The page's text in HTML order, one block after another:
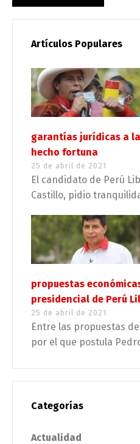
Artículos Populares
garantías jurídicas a
hecho fortuna
25 de abril de 2021
El candidato de Perú
Castillo, pidio
propuestas
presidencial de Perú
25 de abril de 2021
Entre las propuestas
por el que postula
Categorías
Actualidad